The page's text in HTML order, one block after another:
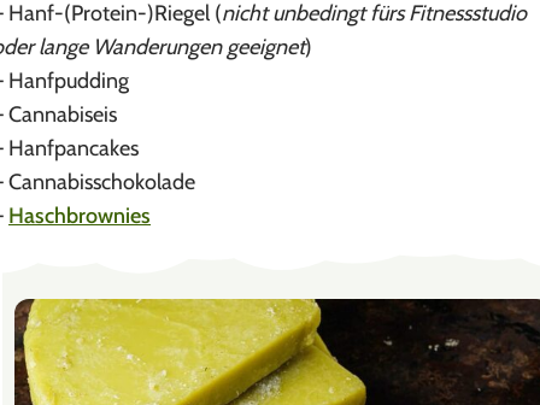
Hanf-(Protein-)Riegel (nicht unbedingt fürs Fitnessstudio
lange Wanderungen geeignet)
Hanfpudding
Cannabiseis
Hanfpancakes
Cannabisschokolade
Haschbrownies